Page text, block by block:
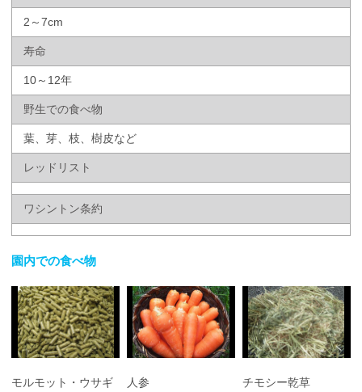
2～7cm
寿命
10～12年
野生での食べ物
葉、芽、枝、樹皮など
レッドリスト
ワシントン条約
園内での食べ物
モルモット・ウサギ
人参 チモシー乾草